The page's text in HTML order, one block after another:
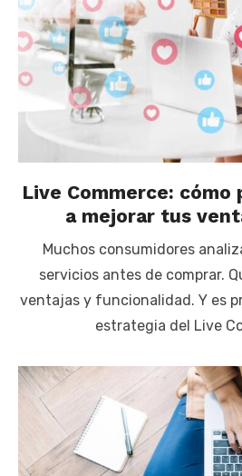
Live Commerce: cómo
a mejorar tus
Muchos consumidores
servicios antes de comprar.
ventajas y funcionalidad. Y es
estrategia del Live